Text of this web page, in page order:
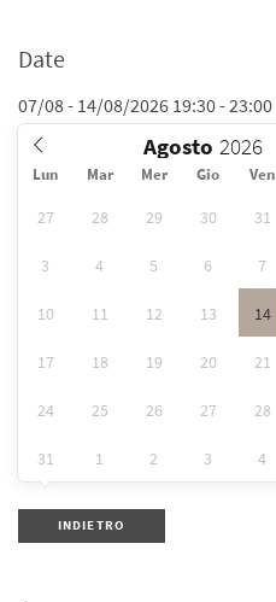
Date
07/08 - 14/08/2026 19:30 - 23:00
Agosto
Lun Mar Mer Gio Ven
27 28 29 30 31
3 4 5 6 7
10 11 12 13 14
17 18 19 20 21
24 25 26 27 28
31 1 2 3 4
INDIETRO